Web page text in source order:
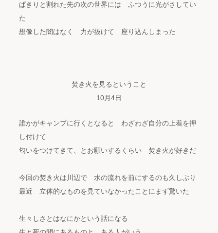
ぱきりと割れた先の次の世界には ふつうに光がさしてい
た
想像した闇はなく 力が抜けて 座り込んしまった
焚き火を見るということ
10月4日
誰かがキャンプに行くとなると わざわざ自分の上着を押
し付けて
匂いをつけてきて、とお願いするくらい 焚き火が好きだ
今回の焚き火は川辺で 水の流れを前にするのも久しぶり
最近 立体的なものを見ていなかったことにまず驚いた
生々しさとはなにかという話になる